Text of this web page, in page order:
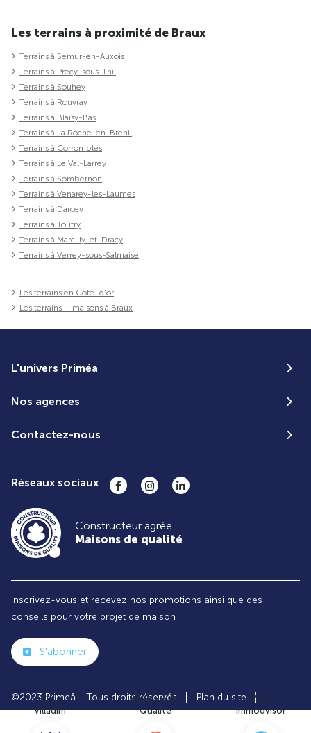
Club
Villadim
Maisons de
Qualité
Avis
Immodvisor
Les terrains à proximité de Braux
Terrains à Semur-en-Auxois
Terrains à Précy-sous-Thil
Terrains à Souhey
Terrains à Rouvray
Terrains à Blaisy-Bas
Terrains à La Roche-en-Brenil
Terrains à Corrombles
Terrains à Le Val-Larrey
Terrains à Sombernon
Terrains à Venarey-les-Laumes
Terrains à Darcey
Terrains à Toutry
Terrains à Marcilly-et-Dracy
Terrains à Verrey-sous-Salmaise
Les terrains en Côte-d'or
Les terrains + maisons à Braux
L'univers Priméa
Nos agences
Contactez-nous
Réseaux sociaux
Constructeur agrée
Maisons de qualité
Inscrivez-vous et recevez nos promotions ainsi que des
conseils pour votre projet de maison
S'abonner
©2023 Primeâ - Tous droits réservés
Plan du site
Paramètres des cookies
Politiques de Confidentialités